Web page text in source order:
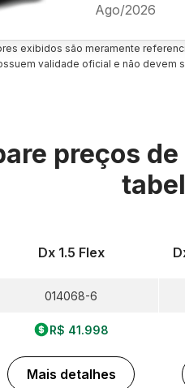
Ago/2026
exibidos são meramente
validade oficial e não devem
preços
Dx 1.5 Flex
014068-6
R$ 41.998
Mais detalhes